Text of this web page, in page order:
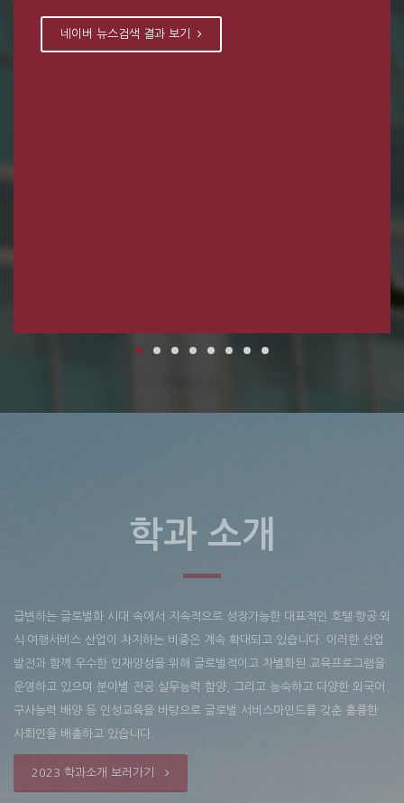
네이버 뉴스검색 결과 보기
학과 소개
급변하는 글로벌화 시대 속에서 지속적으로 성장가능한 대표적인 호텔·항공·외
식·여행서비스 산업이 차지하는 비중은 계속 확대되고 있습니다. 이러한 산업
발전과 함께 우수한 인재양성을 위해 글로벌적이고 차별화된 교육프로그램을
운영하고 있으며 분야별 전공 실무능력 함양, 그리고 능숙하고 다양한 외국어
구사능력 배양 등 인성교육을 바탕으로 글로벌 서비스마인드를 갖춘 훌륭한
사회인을 배출하고 있습니다.
2023 학과소개 보러가기